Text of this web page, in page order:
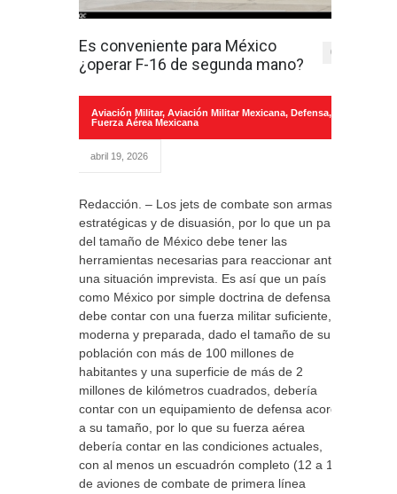
Es conveniente para México
¿operar F-16 de segunda mano?
0
Aviación Militar, Aviación Militar Mexicana, Defensa,
Fuerza Aérea Mexicana
abril 19, 2026
Redacción. – Los jets de combate son armas
estratégicas y de disuasión, por lo que un país
del tamaño de México debe tener las
herramientas necesarias para reaccionar ante
una situación imprevista. Es así que un país
como México por simple doctrina de defensa
debe contar con una fuerza militar suficiente,
moderna y preparada, dado el tamaño de su
población con más de 100 millones de
habitantes y una superficie de más de 2
millones de kilómetros cuadrados, debería
contar con un equipamiento de defensa acorde
a su tamaño, por lo que su fuerza aérea
debería contar en las condiciones actuales,
con al menos un escuadrón completo (12 a 18)
de aviones de combate de primera línea